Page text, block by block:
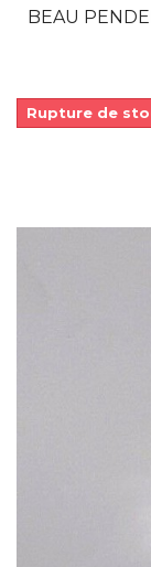
BEAU
Rupture de